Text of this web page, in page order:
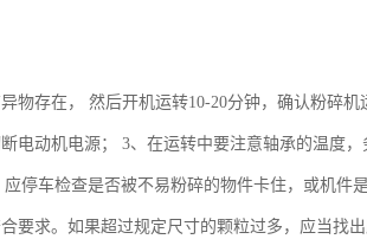
物存在， 然后开机运转10-20分钟，确认粉碎机
电动机电源； 3、在运转中要注意轴承的温度，
停车检查是否被不易粉碎的物件卡住，或机件
要求。如果超过规定尺寸的颗粒过多，应当找